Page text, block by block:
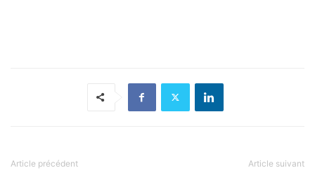
Article précédent Article suivant